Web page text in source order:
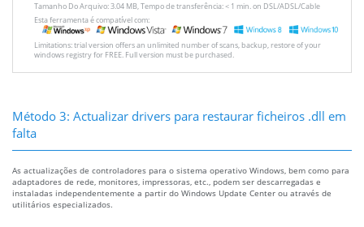
Tamanho Do Arquivo: 3.04 MB, Tempo de transferência: < 1 min. on DSL/ADSL/Cable
Esta ferramenta é compatível com:
Limitations: trial version offers an unlimited number of scans, backup, restore of your
windows registry for FREE. Full version must be purchased.
Método 3: Actualizar drivers para restaurar ficheiros .dll em
falta
As actualizações de controladores para o sistema operativo Windows, bem como para
adaptadores de rede, monitores, impressoras, etc., podem ser descarregadas e
instaladas independentemente a partir do Windows Update Center ou através de
utilitários especializados.